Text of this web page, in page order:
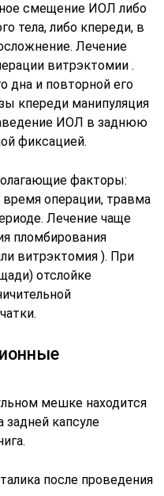
смещение ИОЛ либо
тела, либо кпереди, в
Лечение
витрэктомии .
дна и повторной его
кпереди манипуляция
ИОЛ в заднюю
фиксацией.
факторы:
операции, травма
Лечение чаще
пломбирования
витрэктомия ). При
отслойке
мешке находится
задней капсуле
после проведения